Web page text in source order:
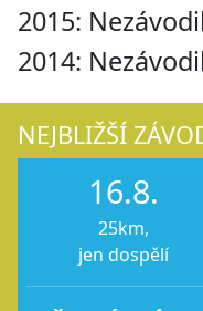
2015:
2014:
NEJBLIŽŠÍ
16.8.
25km,
jen dospělí